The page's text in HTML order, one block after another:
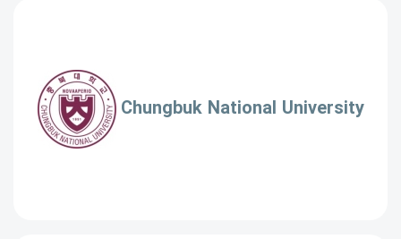
Chungbuk National University